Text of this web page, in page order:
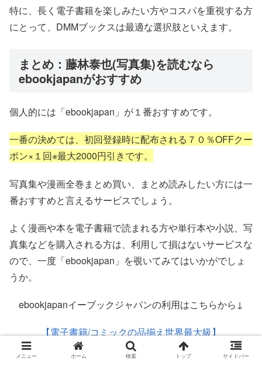
特に、長く電子書籍を楽しみたい方やコスパを重視する方
にとって、DMMブックスは最適な選択肢といえます。
まとめ：藤林泰也(写真集)を読むなら
ebookjapanがおすすめ
個人的には「ebookjapan」が１番おすすめです。
一番の決めては、初回登録時に配布される７０％OFFクー
ポン×１回※最大2000円引きです。
写真集や漫画全巻まとめ買い、まとめ読みしたい方には一
番おすすめと言えるサービスでしょう。
よく漫画や本を電子書籍で読まれる方や単行本や小説、写
真集などを購入される方は、利用して損はないサービスな
ので、一度「ebookjapan」を覗いてみてはいかがでしょ
うか。
ebookjapanイーブックジャパンの利用はこちらから↓
【電子書籍/コミックの品揃え世界最大級】
eBookJapan（イーブックジャパン）
メニュー ホーム 検索 トップ サイドバー